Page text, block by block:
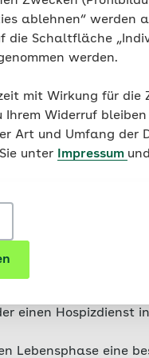
ablehnen“ werden
die Schaltfläche
werden.
mit Wirkung für
Ihrem Widerruf
Art und Umfang der
unter
Impressum und
die
und ärztliche
Kosten der
Auch die von
der AOK über
einen Hospizdienst
Lebensphase eine